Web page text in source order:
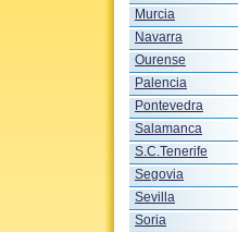
Murcia
Navarra
Ourense
Palencia
Pontevedra
Salamanca
S.C.Tenerife
Segovia
Sevilla
Soria